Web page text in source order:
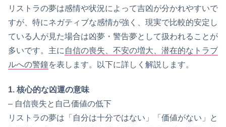
リストラの夢は感情や状況によって吉凶が分かれやすいで
すが、特にネガティブな感情が強く、現実で比較的安定し
ている人が見た場合は凶夢・警告夢として扱われることが
多いです。主に 自信の喪失、不安の増大、潜在的なトラブ
ルへの警鐘を表します。以下に詳しく解説します。
1. 核心的な凶運の意味
– 自信喪失と自己価値の低下
リストラの夢は「自分は十分ではない」「価値がない」と